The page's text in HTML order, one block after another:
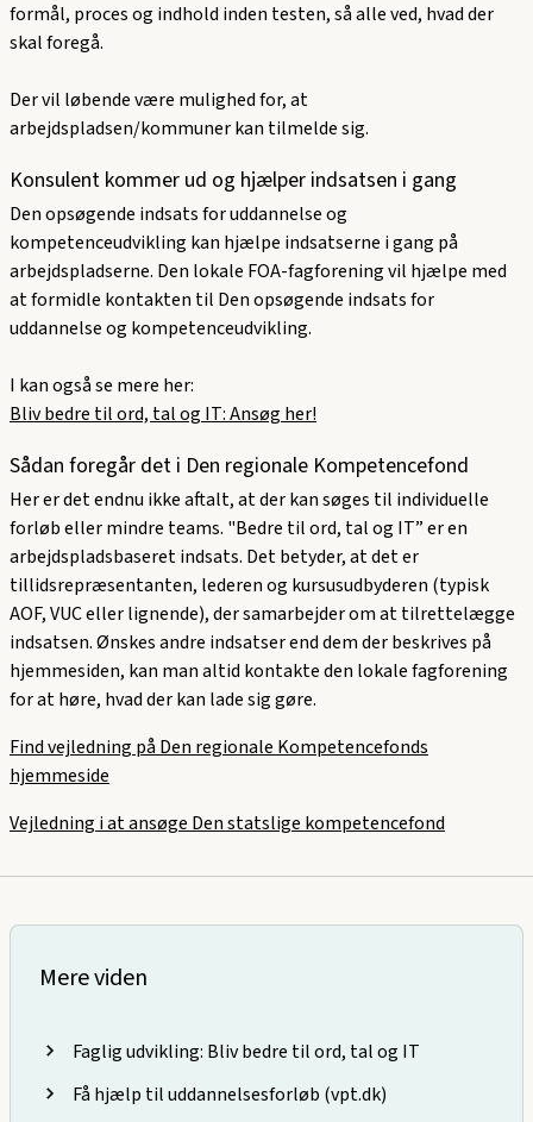
formål, proces og indhold inden testen, så alle ved, hvad der
skal foregå.
Der vil løbende være mulighed for, at
arbejdspladsen/kommuner kan tilmelde sig.
Konsulent kommer ud og hjælper indsatsen i gang
Den opsøgende indsats for uddannelse og
kompetenceudvikling kan hjælpe indsatserne i gang på
arbejdspladserne. Den lokale FOA-fagforening vil hjælpe med
at formidle kontakten til Den opsøgende indsats for
uddannelse og kompetenceudvikling.
I kan også se mere her:
Bliv bedre til ord, tal og IT: Ansøg her!
Sådan foregår det i Den regionale Kompetencefond
Her er det endnu ikke aftalt, at der kan søges til individuelle
forløb eller mindre teams. "Bedre til ord, tal og IT” er en
arbejdspladsbaseret indsats. Det betyder, at det er
tillidsrepræsentanten, lederen og kursusudbyderen (typisk
AOF, VUC eller lignende), der samarbejder om at tilrettelægge
indsatsen. Ønskes andre indsatser end dem der beskrives på
hjemmesiden, kan man altid kontakte den lokale fagforening
for at høre, hvad der kan lade sig gøre.
Find vejledning på Den regionale Kompetencefonds
hjemmeside
Vejledning i at ansøge Den statslige kompetencefond
Mere viden
Faglig udvikling: Bliv bedre til ord, tal og IT
Få hjælp til uddannelsesforløb (vpt.dk)